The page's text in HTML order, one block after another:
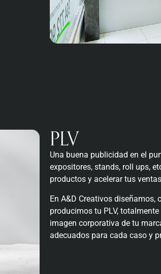
PLV
Una buena publicidad en el
expositores, stands, roll ups,
productos y acelerar tus
En A&D Creativos diseñamos,
producimos tu PLV,
imagen corporativa de tu
adecuados para cada caso y